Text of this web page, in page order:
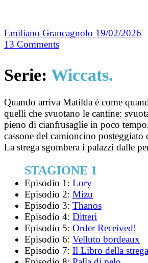
Emiliano Grancagnolo 19/02/2026
13 Comments
Serie: Wiccats.
Quando arriva Matilda è come
quelli che svuotano le cantine:
pieno di cianfrusaglie in poco
cassone del camioncino posteggiato
La strega sgombera i palazzi dalle
STAGIONE 1
Episodio 1: Lory
Episodio 2: Mizu
Episodio 3: Thanos
Episodio 4: Ditteri
Episodio 5: Order Received!
Episodio 6: Velluto bordeaux
Episodio 7: Il Libro della strega